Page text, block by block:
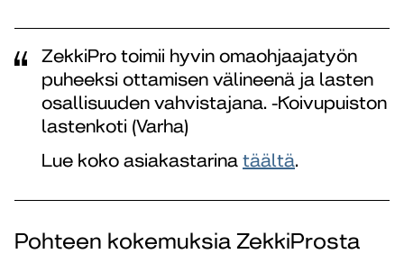
ZekkiPro toimii hyvin omaohjaajatyön
puheeksi ottamisen välineenä ja lasten
osallisuuden vahvistajana. -Koivupuiston
lastenkoti (Varha)
Lue koko asiakastarina täältä.
Pohteen kokemuksia ZekkiProsta